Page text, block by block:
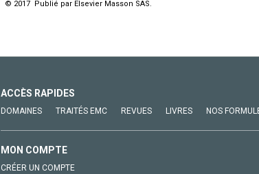
© 2017 Publié par Elsevier Masson SAS.
ACCÈS RAPIDES
DOMAINES TRAITÉS EMC REVUES LIVRES NOS
MON COMPTE
CRÉER UN COMPTE